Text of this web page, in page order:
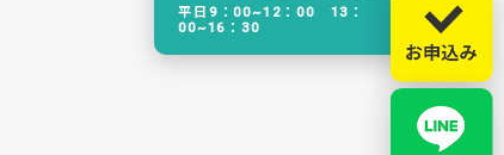
平日9：00~12：00 13：
00~16：30